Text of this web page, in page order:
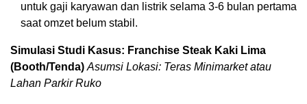
untuk gaji karyawan dan listrik selama 3-6 bulan pertama
saat omzet belum stabil.
Simulasi Studi Kasus: Franchise Steak Kaki Lima
(Booth/Tenda) Asumsi Lokasi: Teras Minimarket atau
Lahan Parkir Ruko